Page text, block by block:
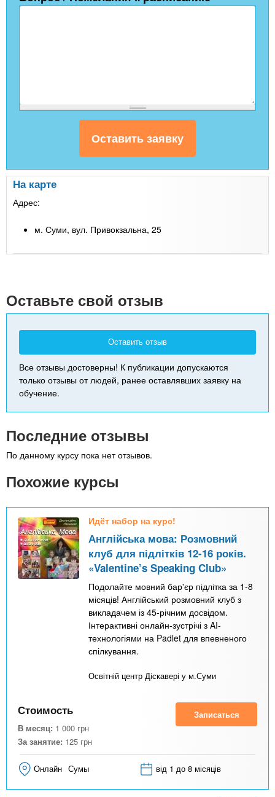
На карте
Адрес:
м. Суми, вул. Привокзальна, 25
Оставьте свой отзыв
Оставить отзыв
Все отзывы достоверны! К публикации допускаются
только отзывы от людей, ранее оставлявших заявку на
обучение.
Последние отзывы
По данному курсу пока нет отзывов.
Похожие курсы
Идёт набор на курс!
Англійська мова: Розмовний
клуб для підлітків 12-16 років.
«Valentine’s Speaking Club»
Подолайте мовний бар'єр підлітка за 1-8
місяців! Англійський розмовний клуб з
викладачем із 45-річним досвідом.
Інтерактивні онлайн-зустрічі з AI-
технологіями на Padlet для впевненого
спілкування.
Освітній центр Діскавері у м.Суми
Стоимость
В месяц: 1 000 грн
За занятие: 125 грн
Записаться
Онлайн Сумы від 1 до 8 місяців